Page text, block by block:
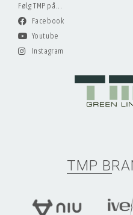
Følg TMP på...
Facebook
Youtube
Instagram
TMP